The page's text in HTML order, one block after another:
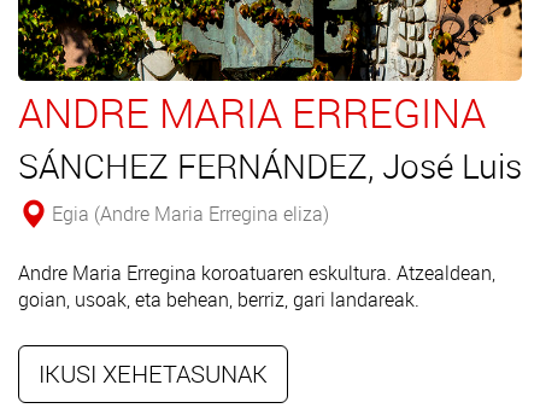
ANDRE MARIA ERREGINA
SÁNCHEZ FERNÁNDEZ, José Luis
Egia (Andre Maria Erregina eliza)
Andre Maria Erregina koroatuaren eskultura. Atzealdean,
goian, usoak, eta behean, berriz, gari landareak.
IKUSI XEHETASUNAK